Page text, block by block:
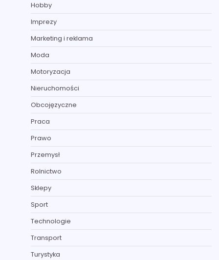
Hobby
Imprezy
Marketing i reklama
Moda
Motoryzacja
Nieruchomości
Obcojęzyczne
Praca
Prawo
Przemysł
Rolnictwo
Sklepy
Sport
Technologie
Transport
Turystyka